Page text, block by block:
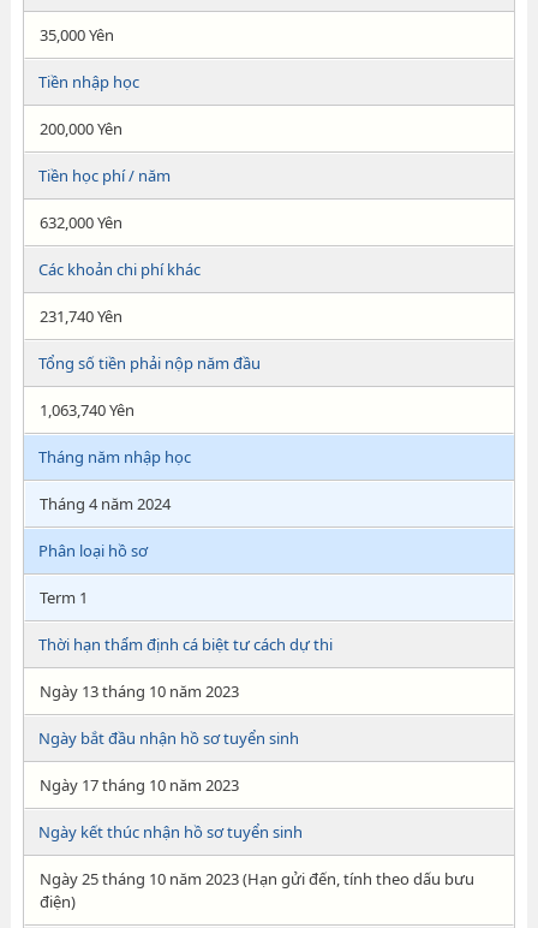
35,000 Yên
Tiền nhập học
200,000 Yên
Tiền học phí / năm
632,000 Yên
Các khoản chi phí khác
231,740 Yên
Tổng số tiền phải nộp năm đầu
1,063,740 Yên
Tháng năm nhập học
Tháng 4 năm 2024
Phân loại hồ sơ
Term 1
Thời hạn thẩm định cá biệt tư cách dự thi
Ngày 13 tháng 10 năm 2023
Ngày bắt đầu nhận hồ sơ tuyển sinh
Ngày 17 tháng 10 năm 2023
Ngày kết thúc nhận hồ sơ tuyển sinh
Ngày 25 tháng 10 năm 2023 (Hạn gửi đến, tính theo dấu bưu
điện)